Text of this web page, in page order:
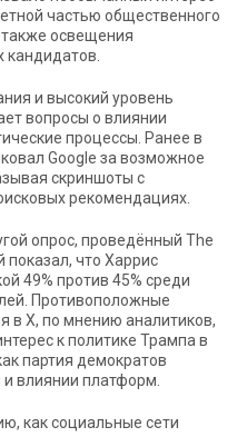
частью общественного
освещения
кандидатов.
и высокий уровень
вопросы о влиянии
процессы. Ранее в
Google за возможное
скриншоты с
рекомендациях.
опрос, проведённый The
показал, что Харрис
49% против 45% среди
Противоположные
в X, по мнению аналитиков,
к политике Трампа в
партия демократов
влиянии платформ.
как социальные сети